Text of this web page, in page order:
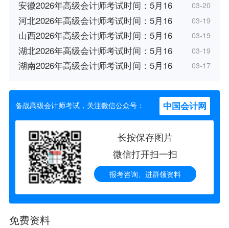
安徽2026年高级会计师考试时间：5月16 03-20
河北2026年高级会计师考试时间：5月16 03-19
山西2026年高级会计师考试时间：5月16 03-19
湖北2026年高级会计师考试时间：5月16 03-19
湖南2026年高级会计师考试时间：5月16 03-17
备战高级会计师考试，关注微信公众号： 中国会计网
长按保存图片
微信打开扫一扫
报考咨询、进群领资料
免费资料